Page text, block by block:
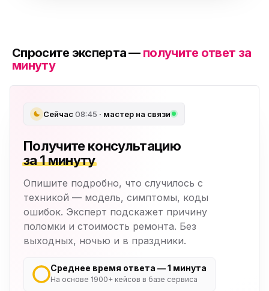
Спросите эксперта — получите ответ за
минуту
Сейчас08:45 · мастер на связи
Получите консультацию
за 1 минуту
Опишите подробно, что случилось с
техникой — модель, симптомы, коды
ошибок. Эксперт подскажет причину
поломки и стоимость ремонта. Без
выходных, ночью и в праздники.
Среднее время ответа — 1 минута
На основе 1900+ кейсов в базе сервиса